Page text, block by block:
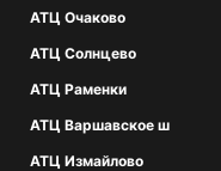
АТЦ Очаково
АТЦ Солнцево
АТЦ Раменки
АТЦ Варшавское ш
АТЦ Измайлово